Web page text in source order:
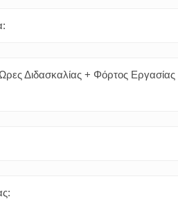
Διδασκαλίας + Φόρτος Εργασίας